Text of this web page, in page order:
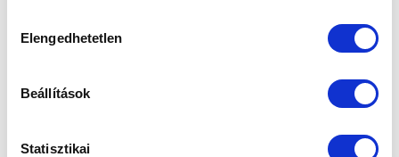
kiválasztása
Elengedhetetlen
Beállítások
Statisztikai